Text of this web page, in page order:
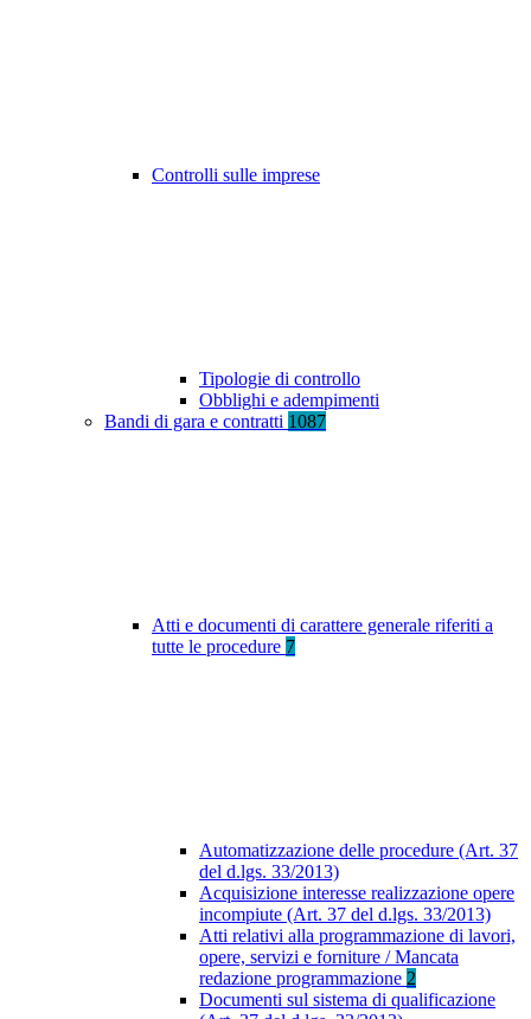
Controlli sulle imprese
Tipologie di controllo
Obblighi e adempimenti
Bandi di gara e contratti 1087
Atti e documenti di carattere generale riferiti a
tutte le procedure 7
Automatizzazione delle procedure (Art. 37
del d.lgs. 33/2013)
Acquisizione interesse realizzazione opere
incompiute (Art. 37 del d.lgs. 33/2013)
Atti relativi alla programmazione di lavori,
opere, servizi e forniture / Mancata
redazione programmazione 2
Documenti sul sistema di qualificazione